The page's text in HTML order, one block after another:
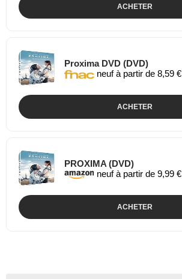
ACHETER
Proxima DVD (DVD)
neuf à partir de 8,59 €
ACHETER
PROXIMA (DVD)
neuf à partir de 9,99 €
ACHETER